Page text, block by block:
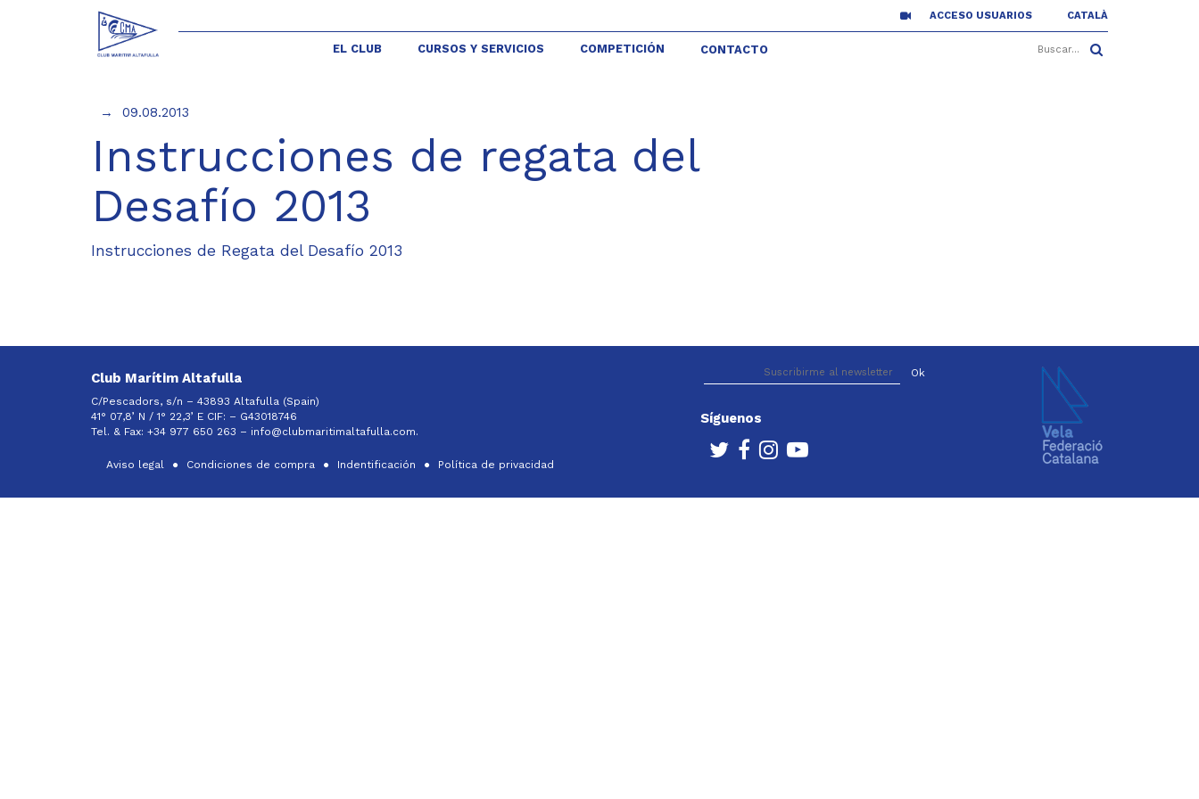
ACCESO USUARIOS CATALÀ
EL CLUB CURSOS Y SERVICIOS COMPETICIÓN CONTACTO
09.08.2013
Instrucciones de regata del
Desafío 2013
Instrucciones de Regata del Desafío 2013
Club Marítim Altafulla
C/Pescadors, s/n – 43893 Altafulla (Spain)
41° 07,8’ N / 1° 22,3’ E CIF: – G43018746
Tel. & Fax: +34 977 650 263 – info@clubmaritimaltafulla.com.
Aviso legal Condiciones de compra Indentificación Política de privacidad
Síguenos